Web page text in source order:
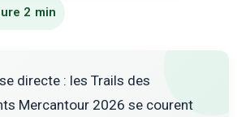
directe : les Trails des
Mercantour 2026 se courent